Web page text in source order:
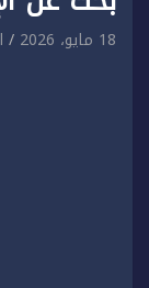
18 مايو، 2026